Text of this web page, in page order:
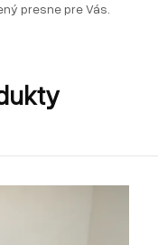
presne pre Vás.